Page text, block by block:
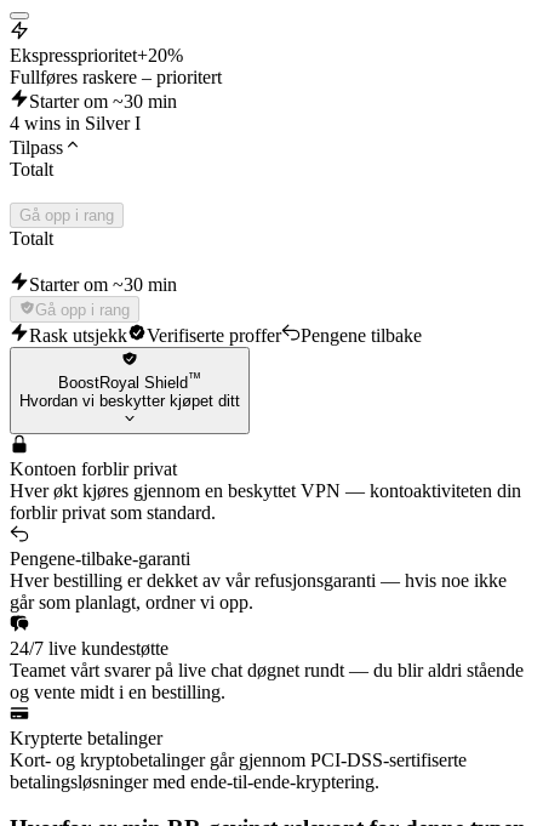
Ekspressprioritet+20%
Fullføres raskere – prioritert
Starter om ~30 min
4 wins in Silver I
Tilpass
Totalt
Gå opp i rang
Totalt
Starter om ~30 min
Gå opp i rang
Rask utsjekk Verifiserte proffer Pengene tilbake
BoostRoyal Shield™
Hvordan vi beskytter kjøpet ditt
Kontoen forblir privat
Hver økt kjøres gjennom en beskyttet VPN — kontoaktiviteten din
forblir privat som standard.
Pengene-tilbake-garanti
Hver bestilling er dekket av vår refusjonsgaranti — hvis noe ikke
går som planlagt, ordner vi opp.
24/7 live kundestøtte
Teamet vårt svarer på live chat døgnet rundt — du blir aldri stående
og vente midt i en bestilling.
Krypterte betalinger
Kort- og kryptobetalinger går gjennom PCI-DSS-sertifiserte
betalingsløsninger med ende-til-ende-kryptering.